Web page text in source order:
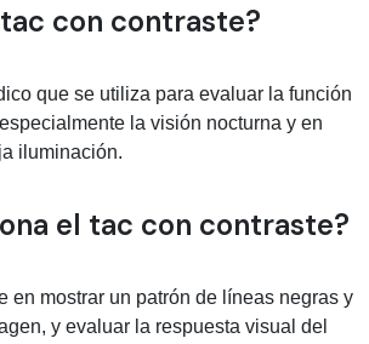
médica sobre tac con
con contraste?
que se utiliza para evaluar la función
la visión nocturna y en
iluminación.
el tac con contraste?
en mostrar un patrón de líneas negras y
y evaluar la respuesta visual del